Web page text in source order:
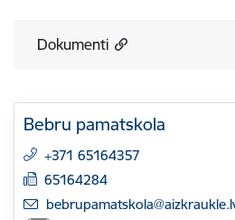
Dokumenti
Bebru pamatskola
+371 65164357
65164284
E-pasts: